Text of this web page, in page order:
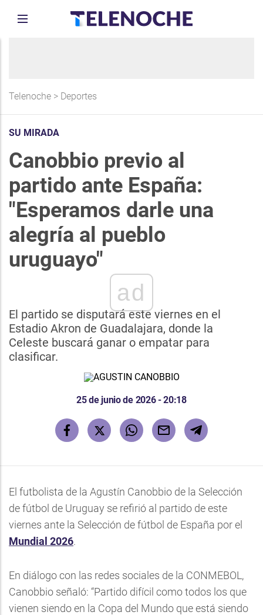
Telenoche > Deportes
SU MIRADA
Canobbio previo al
partido ante España:
"Esperamos darle una
alegría al pueblo
uruguayo"
ad
El partido se disputará este viernes en el
Estadio Akron de Guadalajara, donde la
Celeste buscará ganar o empatar para
clasificar.
25 de junio de 2026 - 20:18
El futbolista de la Agustín Canobbio de la Selección
de fútbol de Uruguay se refirió al partido de este
viernes ante la Selección de fútbol de España por el
Mundial 2026.
En diálogo con las redes sociales de la CONMEBOL,
Canobbio señaló: “Partido difícil como todos los que
vienen siendo en la Copa del Mundo que está siendo